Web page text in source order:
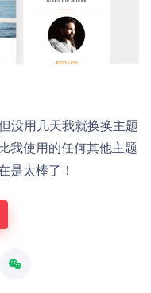
没用几天我就换换主题
我使用的任何其他主题
是太棒了！